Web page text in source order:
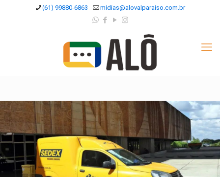
(61) 99880-6863 midias@alovalparaiso.com.br